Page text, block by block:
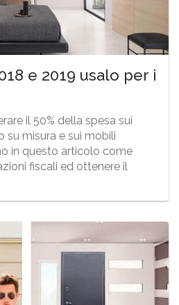
e 2019 usalo per i
il 50% della spesa sui
su misura e sui mobili
in questo articolo come
fiscali ed ottenere il